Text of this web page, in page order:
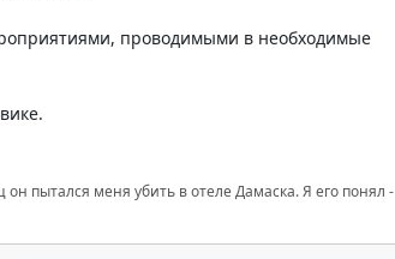
проводимыми в необходимые
пытался меня убить в отеле Дамаска. Я его понял -